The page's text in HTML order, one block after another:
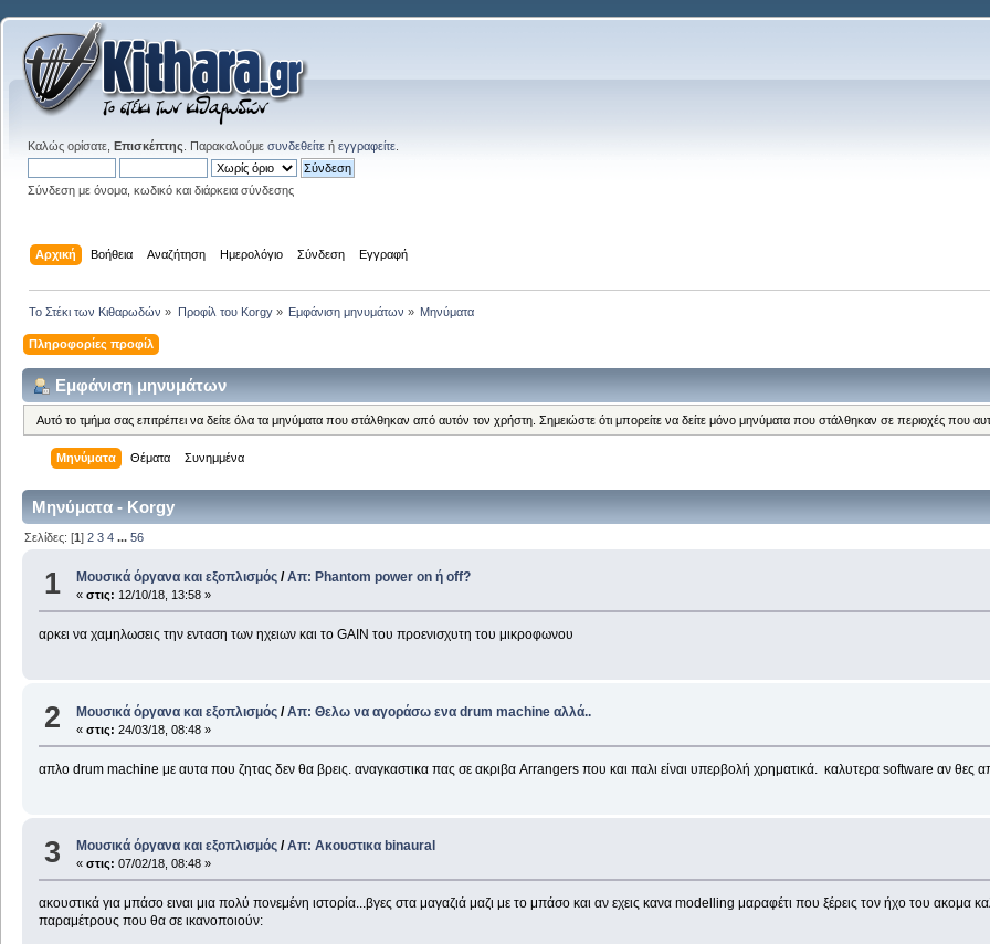
Καλώς ορίσατε, Επισκέπτης . Παρακαλούμε συνδεθείτε ή εγγραφείτε
Σύνδεση με όνομα, κωδικό και διάρκεια σύνδεσης
Αρχική Βοήθεια Αναζήτηση Ημερολόγιο Σύνδεση Εγγραφή
Το Στέκι των Κιθαρωδών » Προφίλ του Korgy» Εμφάνιση μηνυμάτων » Μηνύματα
Πληροφορίες προφίλ
Εμφάνιση μηνυμάτων
Αυτό το τμήμα σας επιτρέπει να δείτε όλα τα μηνύματα που στάλθηκαν από αυτόν τον χρήστη. Σημειώστε ότι μπορείτε να δείτε μόνο μηνύματα που στάλθηκαν σε περιοχές που
Μηνύματα Θέματα Συνημμένα
Μηνύματα - Korgy
Σελίδες: [1]2 3 4 ...56
1 Μουσικά όργανα και εξοπλισμός /Απ: Phantom power on ή οff?
«στις: 12/10/18, 13:58 »
αρκει να χαμηλωσεις την ενταση των ηχειων και το GAIN του προενισχυτη του μικροφωνου
2 Μουσικά όργανα και εξοπλισμός /Απ: Θελω να αγοράσω ενα drum machine αλλά..
«στις: 24/03/18, 08:48 »
απλο drum machine με αυτα που ζητας δεν θα βρεις. αναγκαστικα πας σε ακριβα Arrangers που και παλι είναι υπερβολή χρηματικά. καλυτερα software αν θες
3 Μουσικά όργανα και εξοπλισμός /Απ: Ακουστικα binaural
«στις: 07/02/18, 08:48 »
ακουστικά για μπάσο ειναι μια πολύ πονεμένη ιστορία...βγες στα μαγαζιά μαζι με το μπάσο και αν εχεις κανα modelling μαραφέτι που ξέρεις τον ήχο του ακομα
παραμέτρους που θα σε ικανοποιούν: